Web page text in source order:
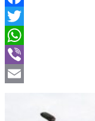
Facebook
Twitter
WhatsApp
Viber